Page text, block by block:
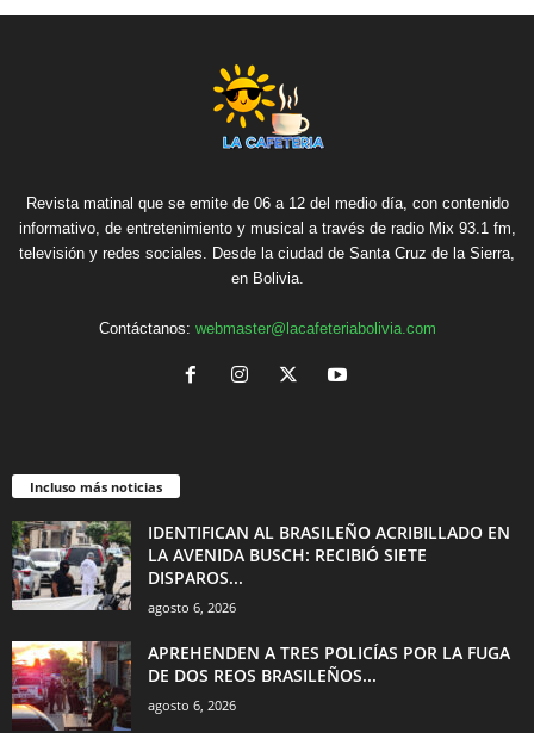
Revista matinal que se emite de 06 a 12 del medio día, con contenido
informativo, de entretenimiento y musical a través de radio Mix 93.1 fm,
televisión y redes sociales. Desde la ciudad de Santa Cruz de la Sierra,
en Bolivia.
Contáctanos: webmaster@lacafeteriabolivia.com
Incluso más noticias
IDENTIFICAN AL BRASILEÑO ACRIBILLADO EN
LA AVENIDA BUSCH: RECIBIÓ SIETE
DISPAROS...
agosto 6, 2026
APREHENDEN A TRES POLICÍAS POR LA FUGA
DE DOS REOS BRASILEÑOS...
agosto 6, 2026